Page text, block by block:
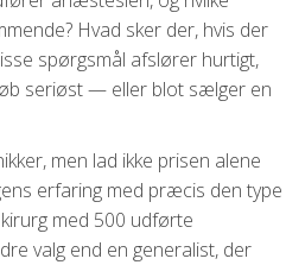
Hvad sker der, hvis der
spørgsmål afslører hurtigt,
seriøst — eller blot sælger en
men lad ikke prisen alene
erfaring med præcis den type
med 500 udførte
valg end en generalist, der